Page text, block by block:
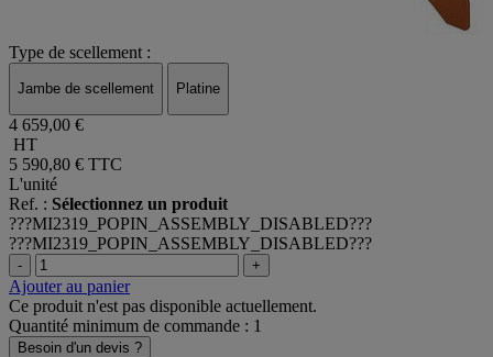
Type de scellement :
Jambe de scellement Platine
4 659,00 €
HT
5 590,80 € TTC
L'unité
Ref. : Sélectionnez un produit
???MI2319_POPIN_ASSEMBLY_DISABLED???
???MI2319_POPIN_ASSEMBLY_DISABLED???
- +
Ajouter au panier
Ce produit n'est pas disponible actuellement.
Quantité minimum de commande : 1
Besoin d'un devis ?